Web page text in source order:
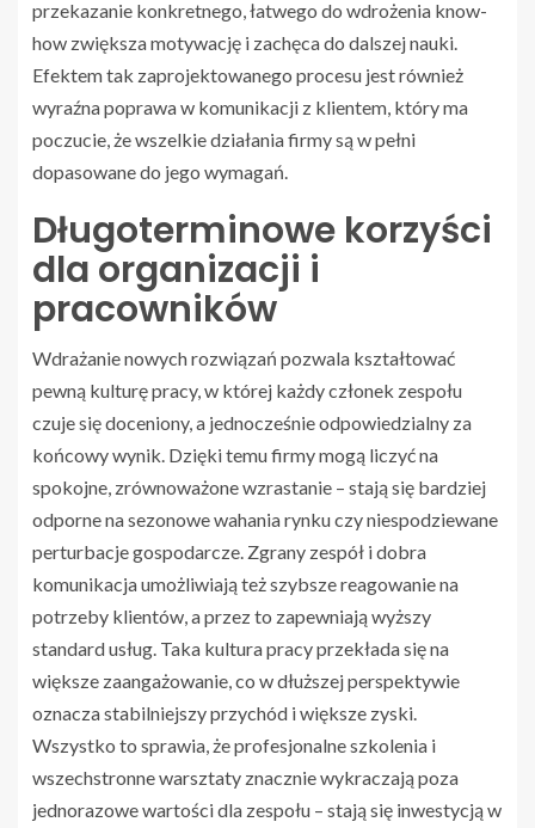
przekazanie konkretnego, łatwego do wdrożenia know-
how zwiększa motywację i zachęca do dalszej nauki.
Efektem tak zaprojektowanego procesu jest również
wyraźna poprawa w komunikacji z klientem, który ma
poczucie, że wszelkie działania firmy są w pełni
dopasowane do jego wymagań.
Długoterminowe korzyści
dla organizacji i
pracowników
Wdrażanie nowych rozwiązań pozwala kształtować
pewną kulturę pracy, w której każdy członek zespołu
czuje się doceniony, a jednocześnie odpowiedzialny za
końcowy wynik. Dzięki temu firmy mogą liczyć na
spokojne, zrównoważone wzrastanie – stają się bardziej
odporne na sezonowe wahania rynku czy niespodziewane
perturbacje gospodarcze. Zgrany zespół i dobra
komunikacja umożliwiają też szybsze reagowanie na
potrzeby klientów, a przez to zapewniają wyższy
standard usług. Taka kultura pracy przekłada się na
większe zaangażowanie, co w dłuższej perspektywie
oznacza stabilniejszy przychód i większe zyski.
Wszystko to sprawia, że profesjonalne szkolenia i
wszechstronne warsztaty znacznie wykraczają poza
jednorazowe wartości dla zespołu – stają się inwestycją w